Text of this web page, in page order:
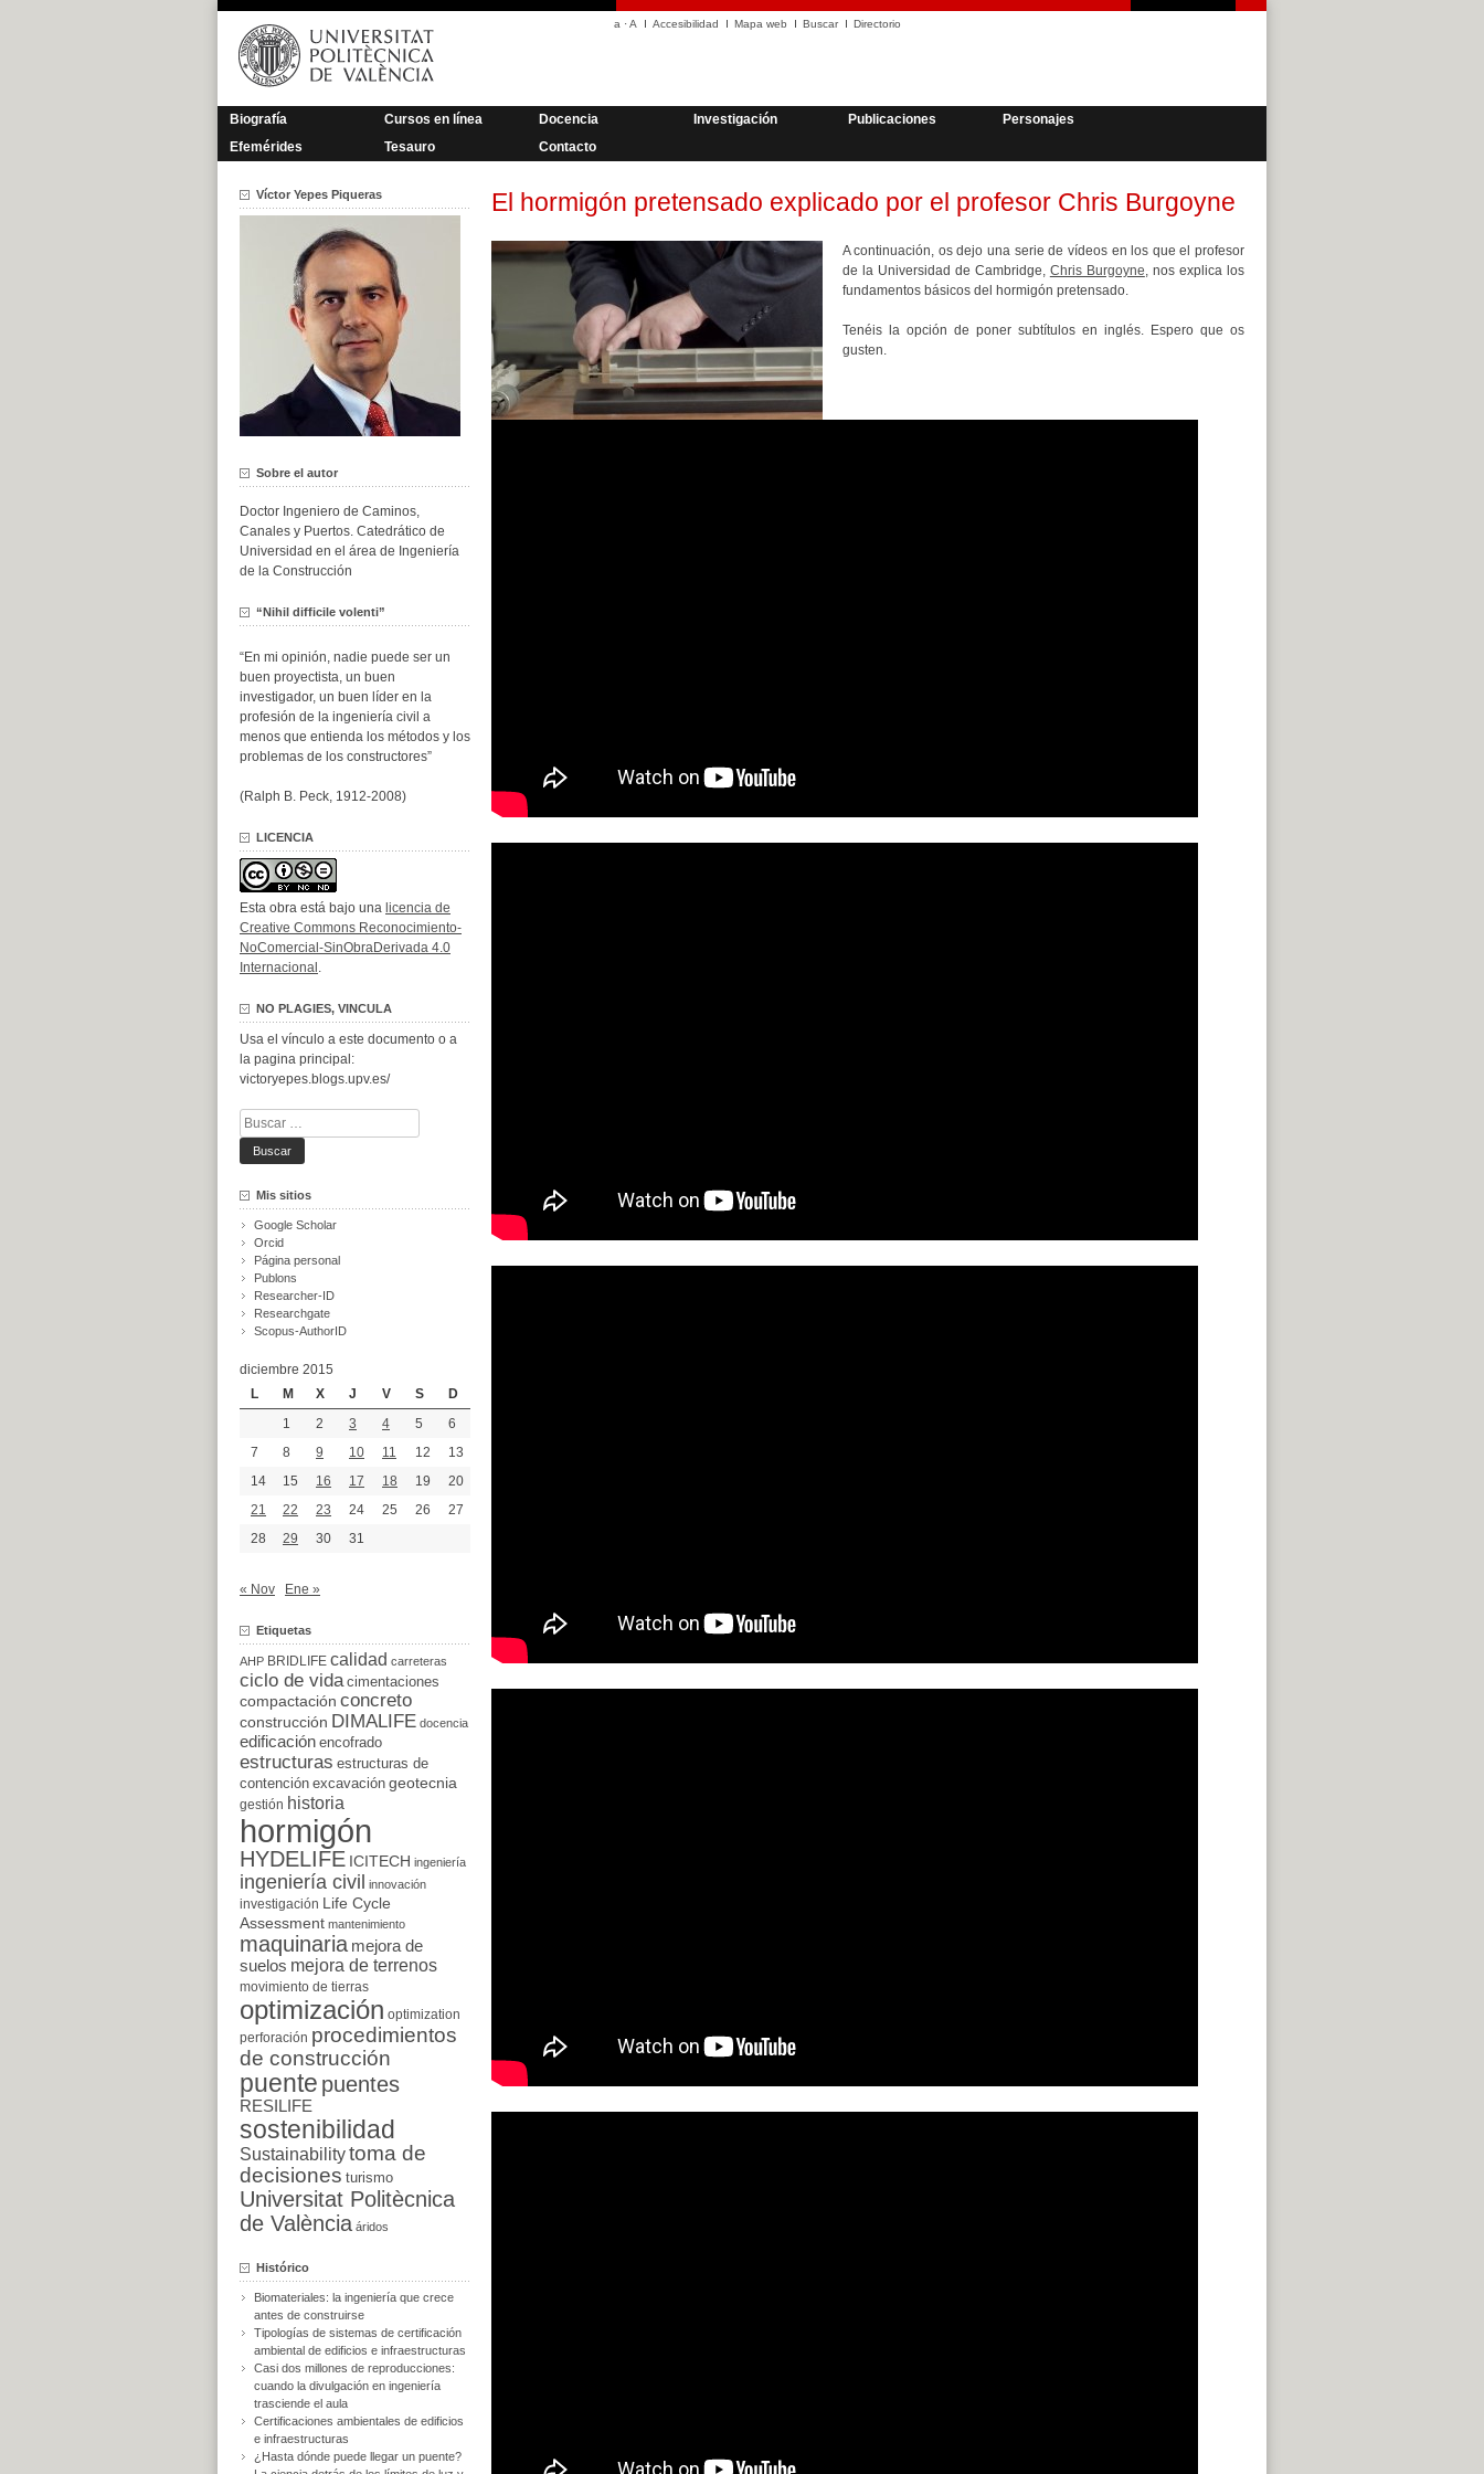
Saltar
contenido
a ·A Accesibilidad Mapa web Buscar Directorio
Biografía Cursos en línea Docencia Investigación Publicaciones
Personajes
Efemérides
Tesauro Contacto
El hormigón pretensado explicado por el profesor Chris Burgoyne
A continuación, os dejo una serie de vídeos en los que el profesor
de la Universidad de Cambridge, Chris Burgoyne, nos explica los
fundamentos básicos del hormigón pretensado.
Tenéis la opción de poner subtítulos en inglés. Espero que os
gusten.
Víctor Yepes Piqueras
Sobre el autor
Doctor Ingeniero de Caminos,
Canales y Puertos. Catedrático de
Universidad en el área de Ingeniería
de la Construcción
“Nihil difficile volenti”
“En mi opinión, nadie puede ser un
buen proyectista, un buen
investigador, un buen líder en la
profesión de la ingeniería civil a
menos que entienda los métodos y los
problemas de los constructores”
(Ralph B. Peck, 1912-2008)
LICENCIA
Esta obra está bajo una licencia de
Creative Commons Reconocimiento-
NoComercial-SinObraDerivada 4.0
Internacional .
NO PLAGIES, VINCULA
Usa el vínculo a este documento o a
la pagina principal:
victoryepes.blogs.upv.es/
Buscar:
Mis sitios
Google Scholar
Orcid
Página personal
Publons
Researcher-ID
Researchgate
Scopus-AuthorID
diciembre 2015
L
M X J V S
D
1
2 3 4 5
6
7
8 9 10 11 12
13
14
15 16 17 18 19
20
21
22 23 24 25 26
27
28
29 30 31
« Nov Ene »
Etiquetas
AHP BRIDLIFE calidad carreteras
ciclo de vida cimentaciones
compactación concreto
construcción DIMALIFE docencia
edificación encofrado
estructuras estructuras de
contención excavación geotecnia
gestión historia
hormigón
HYDELIFE ICITECH ingeniería
ingeniería civil innovación
investigación
Life Cycle
Assessment mantenimiento
maquinaria mejora de
suelos mejora de terrenos
movimiento de tierras
optimización optimization
perforación procedimientos
de construcción
puente puentes
RESILIFE
sostenibilidad
Sustainabilitytoma de
decisiones turismo
Universitat Politècnica
de València áridos
Histórico
Biomateriales: la ingeniería que crece
antes de construirse
Tipologías de sistemas de certificación
ambiental de edificios e infraestructuras
Casi dos millones de reproducciones:
cuando la divulgación en ingeniería
trasciende el aula
Certificaciones ambientales de edificios
e infraestructuras
¿Hasta dónde puede llegar un puente?